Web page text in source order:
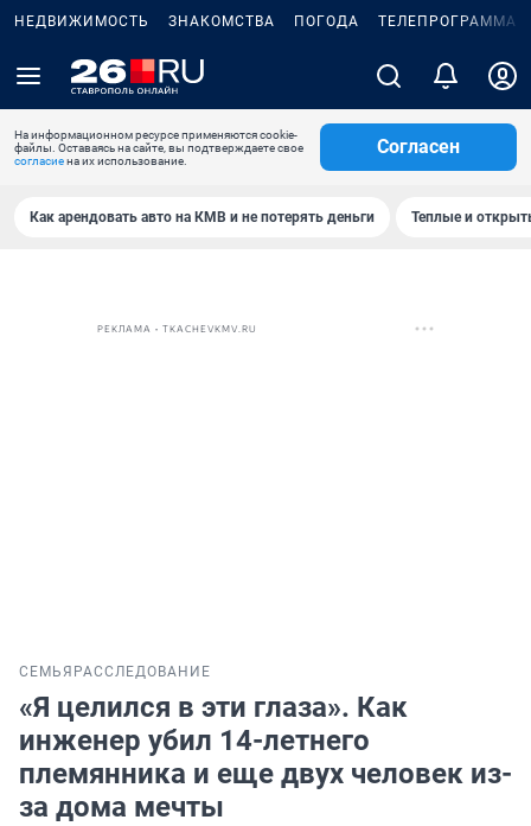
НЕДВИЖИМОСТЬ ЗНАКОМСТВА ПОГОДА ТЕЛЕПРОГРАММА
На информационном ресурсе применяются cookie-
файлы. Оставаясь на сайте, вы подтверждаете свое
согласиена их использование.
Согласен
Как арендовать авто на КМВ и не потерять деньги Теплые и
РЕКЛАМА • TKACHEVKMV.RU
СЕМЬЯ РАССЛЕДОВАНИЕ
«Я целился в эти глаза». Как
инженер убил 14-летнего
племянника и еще двух человек из-
за дома мечты